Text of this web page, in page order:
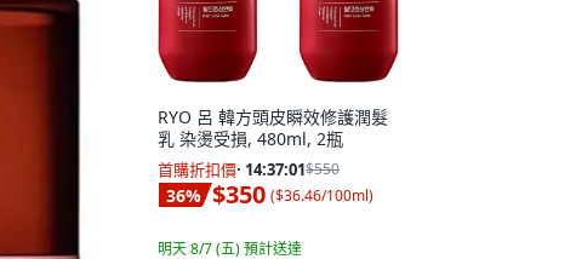
RYO 呂 韓方頭皮瞬效修護潤髮
乳 染燙受損, 480ml, 2瓶
首購折扣價· 14:37:00$550
36% $350 ($36.46/100ml)
明天 8/7 (五)預計送達